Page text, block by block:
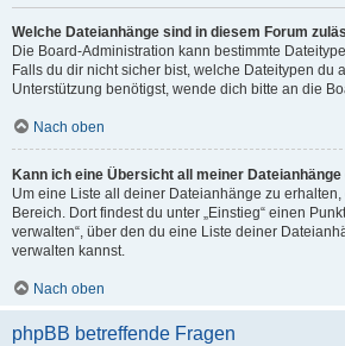
Welche Dateianhänge sind in diesem Forum
Die Board-Administration kann bestimmte
Falls du dir nicht sicher bist, welche Dateitypen du
Unterstützung benötigst, wende dich bitte an die
Nach oben
Kann ich eine Übersicht all meiner
Um eine Liste all deiner Dateianhänge zu
Bereich. Dort findest du unter „Einstieg“ einen
verwalten“, über den du eine Liste deiner
verwalten kannst.
Nach oben
phpBB betreffende Fragen